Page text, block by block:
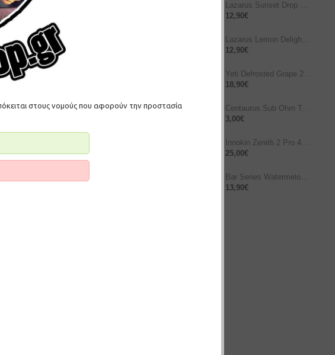
Lazarus Sunset Drop 10ml/60ml
12,90€
Lazarus Lemon Delight 10ml/60ml
12,90€
Yeti Defrosted Grape 25/120ml
18,90€
Centaurus Sub Ohm Tank Bubble Glass 5ml
3,00€
Innokin Zenith 2 Pro 4.5ml Ατμοποιητής – Stainless Steel
25,00€
Bar Series Watermelon Ice 10ml/120ml
13,90€
Σύγκριση
στους νομούς που αφορούν την προστασία